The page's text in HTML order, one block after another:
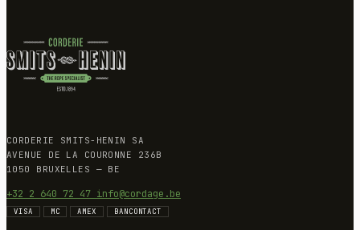
CORDERIE SMITS-HENIN SA
AVENUE DE LA COURONNE 236B
1050 BRUXELLES — BE
+32 2 640 72 47 info@cordage.be
VISA MC AMEX BANCONTACT